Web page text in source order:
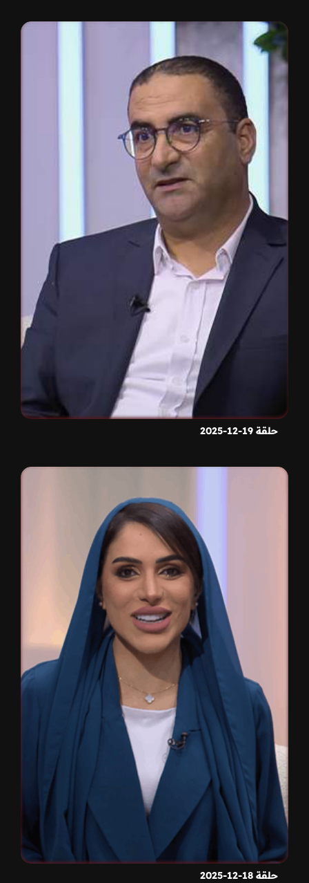
حلقة 19-12-2025
حلقة 18-12-2025